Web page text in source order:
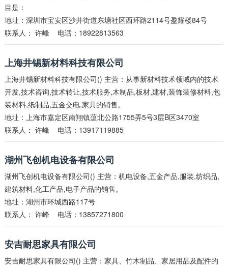
目是：
地址：深圳市宝安区沙井街道东塘社区西环路2114号盈耀楼84号
联系人： 许峰电话：18922813563
上海井锡新材料科技有限公司
上海井锡新材料科技有限公司() 主营：从事新材料技术领域内的技术
开发,技术咨询,技术转让,技术服务,木制品,板材,建材,装饰装修材料,包
装材料,纸制品,五金交电,家具的销售。
地址：上海市嘉定区南翔镇蕰北公路1755弄5号3层B区3470室
联系人： 许峰电话：13917119885
湖州飞创机电设备有限公司
湖州飞创机电设备有限公司() 主营：机电设备,五金产品,服装,纺织品,
建筑材料,化工产品,电子产品的销售。
地址：湖州市环城西路117号
联系人： 许峰电话：13857271800
安吉耐思家具有限公司
安吉耐思家具有限公司() 主营：家具、竹木制品、家居用品及配件的